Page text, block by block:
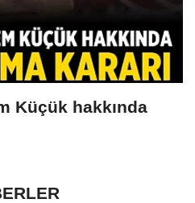
Küçük hakkında